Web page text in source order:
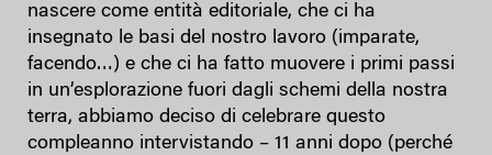
nascere come entità editoriale, che ci ha
insegnato le basi del nostro lavoro (imparate,
facendo…) e che ci ha fatto muovere i primi passi
in un’esplorazione fuori dagli schemi della nostra
terra, abbiamo deciso di celebrare questo
compleanno intervistando – 11 anni dopo (perché